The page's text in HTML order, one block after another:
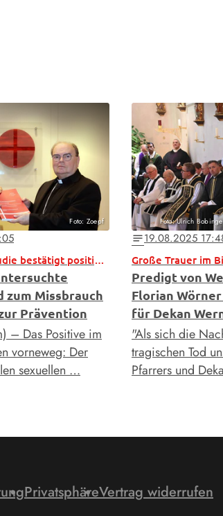
Foto: Zoepf
Unabhängige Studie bestätigt positive Entwicklung
Missbrauch
Prävention
– Das Positive im
vorneweg: Der
sexuellen …
Foto: Ulrich
notes19.08.2025
Große Trauer im
Predigt von
Florian
für Dekan
"Als sich die
tragischen Tod
Pfarrers und
PrivatsphäreVertrag widerrufen